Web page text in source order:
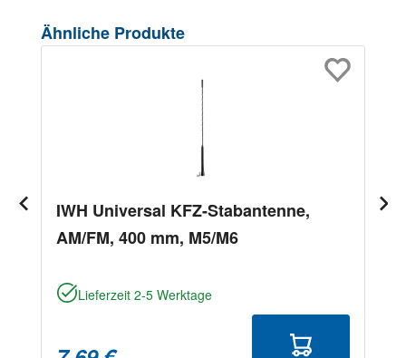
Produktgalerie überspringen
Ähnliche Produkte
IWH Universal KFZ-Stabantenne,
AM/FM, 400 mm, M5/M6
Lieferzeit 2-5 Werktage